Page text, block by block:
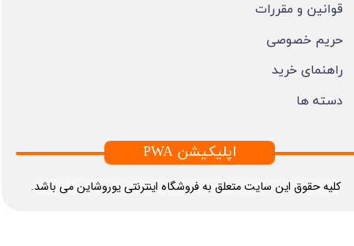
​کلیه حقوق این سایت متعلق به فروشگاه اینترنتی یوروشاین می باشد.
قوانین و مقررات
حریم خصوصی
راهنمای خرید
دسته ها
PWA اپلیکیشن